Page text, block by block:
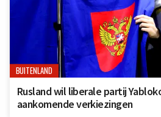
BUITENLAND
Rusland wil liberale partij
aankomende verkiezingen